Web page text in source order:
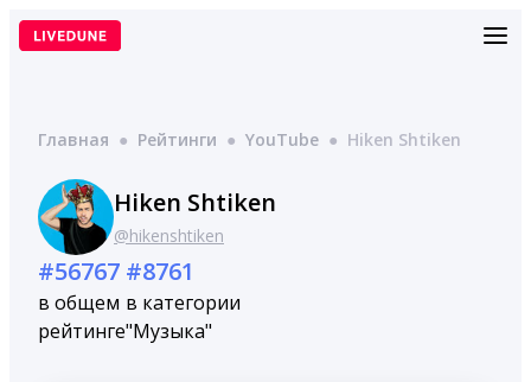
Перейти
Главная ● Рейтинги ● YouTube ● Hiken Shtiken
Hiken Shtiken
@hikenshtiken
#56767
в общем
рейтинге
#8761
в категории
"Музыка"